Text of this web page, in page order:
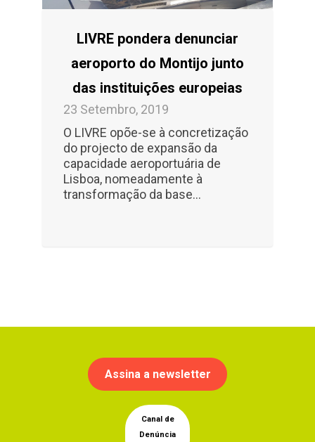
LIVRE pondera denunciar
aeroporto do Montijo junto
das instituições europeias
23 Setembro, 2019
O LIVRE opõe-se à concretização
do projecto de expansão da
capacidade aeroportuária de
Lisboa, nomeadamente à
transformação da base...
Assina a newsletter
Canal de
Denúncia